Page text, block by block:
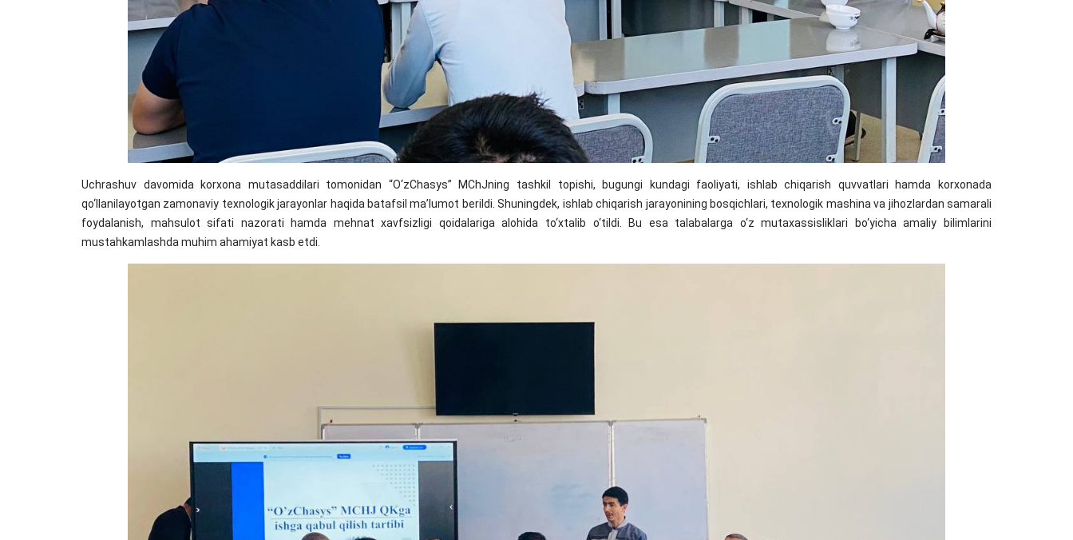
Uchrashuv davomida korxona mutasaddilari tomonidan “O‘zChasys” MChJning tashkil topishi, bugungi kundagi faoliyati, ishlab chiqarish quvvatlari hamda korxonada
qo‘llanilayotgan zamonaviy texnologik jarayonlar haqida batafsil ma’lumot berildi. Shuningdek, ishlab chiqarish jarayonining bosqichlari, texnologik mashina va jihozlardan samarali
foydalanish, mahsulot sifati nazorati hamda mehnat xavfsizligi qoidalariga alohida to‘xtalib o‘tildi. Bu esa talabalarga o‘z mutaxassisliklari bo‘yicha amaliy bilimlarini
mustahkamlashda muhim ahamiyat kasb etdi.